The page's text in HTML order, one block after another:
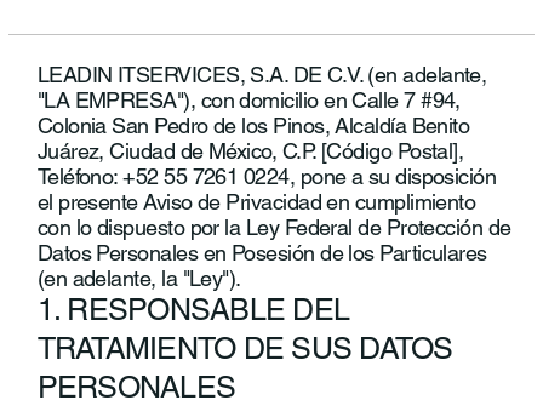
LEADIN ITSERVICES, S.A. DE C.V. (en adelante,
"LA EMPRESA"), con domicilio en Calle 7 #94,
Colonia San Pedro de los Pinos, Alcaldía Benito
Juárez, Ciudad de México, C.P. [Código Postal],
Teléfono: +52 55 7261 0224, pone a su disposición
el presente Aviso de Privacidad en cumplimiento
con lo dispuesto por la Ley Federal de Protección de
Datos Personales en Posesión de los Particulares
(en adelante, la "Ley").
1. RESPONSABLE DEL
TRATAMIENTO DE SUS DATOS
PERSONALES